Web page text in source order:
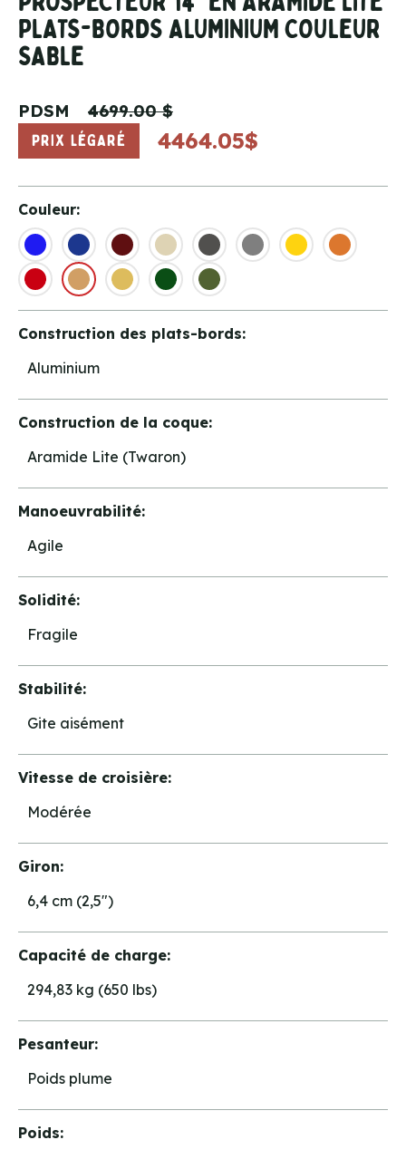
PLATS-BORDS ALUMINIUM COULEUR
SABLE
PDSM
4699.00 $
PRIX LÉGARÉ
4464.05$
Couleur:
Construction des plats-bords:
Aluminium
Construction de la coque:
Aramide Lite (Twaron)
Manoeuvrabilité:
Agile
Solidité:
Fragile
Stabilité:
Gite aisément
Vitesse de croisière:
Modérée
Giron:
6,4 cm (2,5")
Capacité de charge:
294,83 kg (650 lbs)
Pesanteur:
Poids plume
Poids: